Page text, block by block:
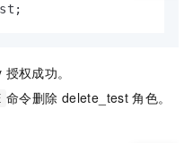
授权成功。
命令删除 delete_test 角色。